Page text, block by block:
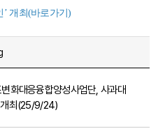
개최(바로가기)
화대응융합양성사업단, 사과대
개최(25/9/24)